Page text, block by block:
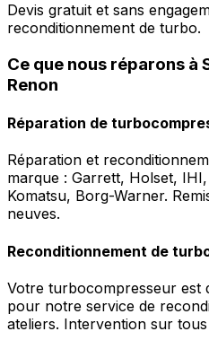
Devis gratuit et sans
reconditionnement de turbo.
Ce que nous réparons à
Renon
Réparation de
Réparation et
marque : Garrett, Holset,
Komatsu, Borg-Warner.
neuves.
Reconditionnement de
Votre turbocompresseur est
pour notre service de
ateliers. Intervention sur